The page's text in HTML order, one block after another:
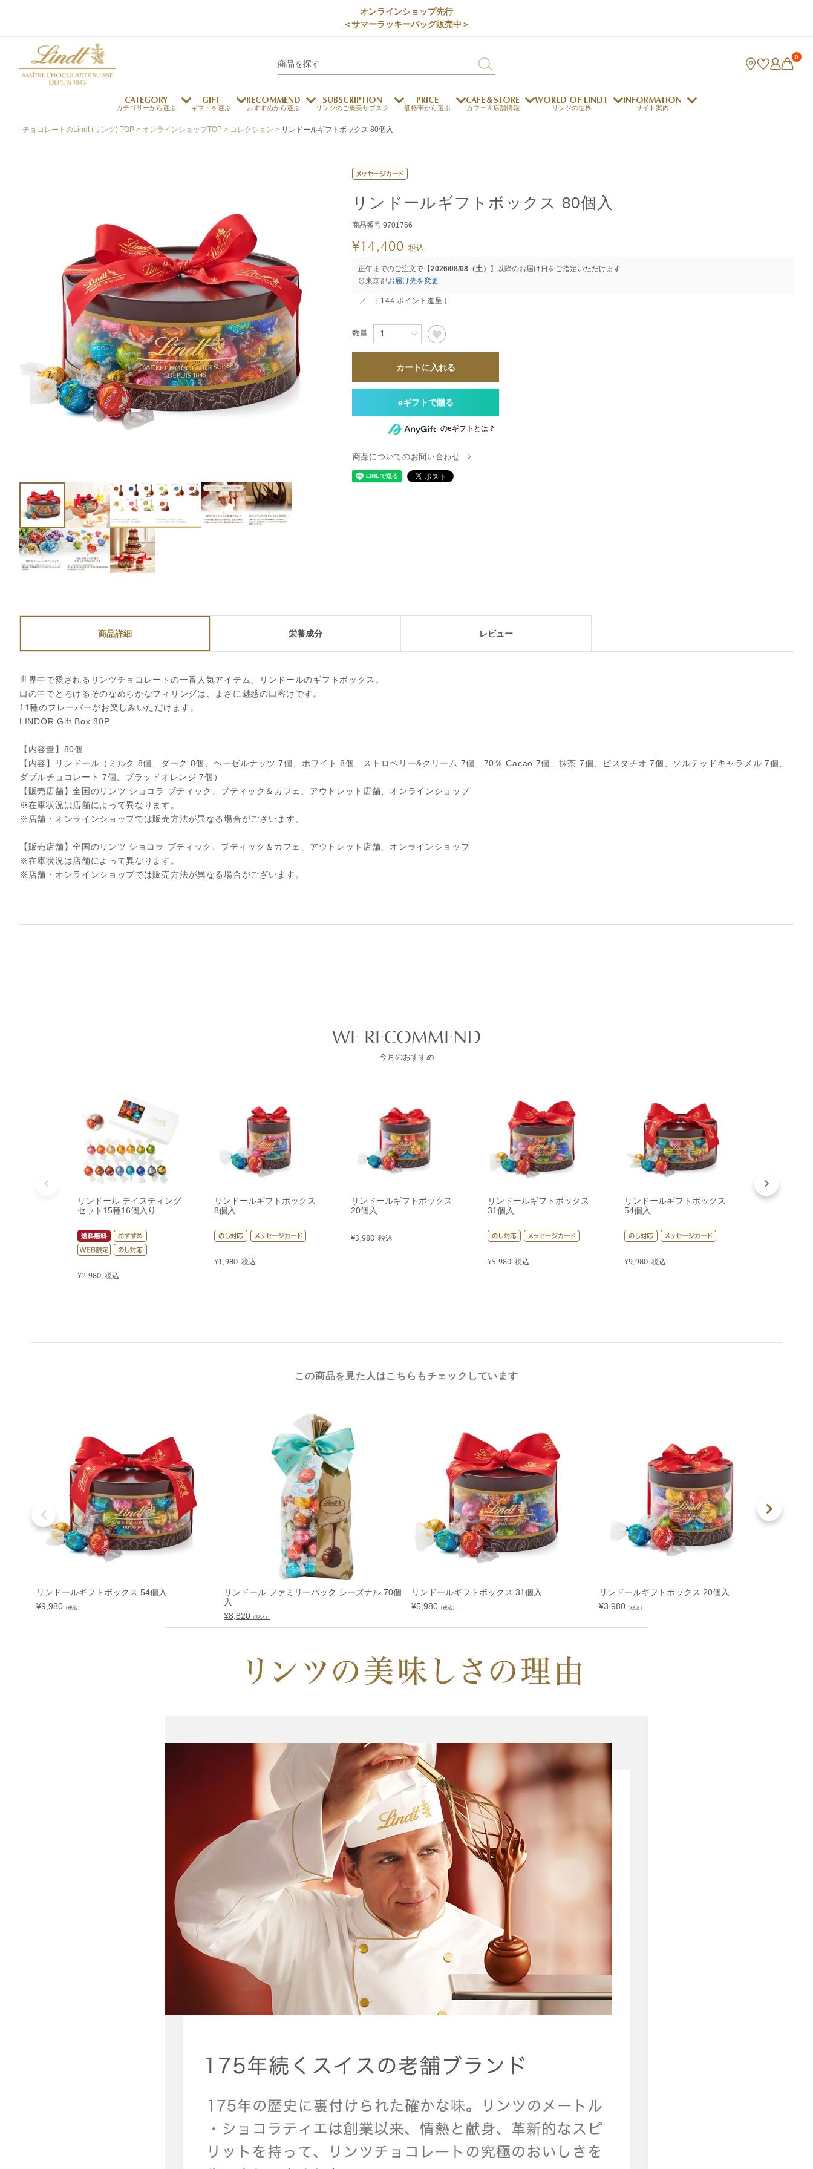
オンラインショップ先行
＜サマーラッキーバッグ販売中＞
0
CATEGORY
カテゴリーから選ぶ
リンドール
フレーバー一覧
リンドール
関連商品一覧
チョコウェイファー
ドバイスタイル
チョコレート
ショコラスイーツ
(焼き菓子)
リンツ・シン 送料無料
すべて
GIFT
ギフトを選ぶ
eギフト のし対応商品
メッセージカード対応
法人ギフト
すべて
RECOMMEND
おすすめから選ぶ
新商品 サマーチョコレート
すべて
SUBSCRIPTION
リンツのご褒美サブスク
リンツのご褒美サブス
ク
PRICE
価格帯から選ぶ
CAFE＆STORE
カフェ＆店舗情報
店舗を探す 店舗からのお知らせ カフェメニュー デジタルギフト
WORLD OF LINDT
リンツの世界
完璧な仕上げ
メートルショコラティエ
チョコレートと紅茶
INFORMATION
サイト案内
チョコレートのLindt (リンツ) TOP オンラインショップTOP コレクション リンドールギフトボックス 80個入
リンドールギフトボックス 80個入
商品番号 9701766
¥14,400 税込
正午までのご注文で【2026/08/08（土）
】以降のお届け日をご指定いただけます
東京都お届け先を変更
[ 144 ポイント進呈 ]
カートに入れる
のeギフトとは？
商品についてのお問い合わせ
商品詳細 栄養成分 レビュー
世界中で愛されるリンツチョコレートの一番人気アイテム、リンドールのギフトボックス。
口の中でとろけるそのなめらかなフィリングは、まさに魅惑の口溶けです。
11種のフレーバーがお楽しみいただけます。
LINDOR Gift Box 80P
【内容量】80個
【内容】リンドール（ミルク 8個、ダーク 8個、ヘーゼルナッツ 7個、ホワイト 8個、ストロベリー&クリーム 7個、70％ Cacao 7個、抹茶 7個、ピスタチオ 7個、ソルテッドキャラメル 7個、
ダブルチョコレート 7個、ブラッドオレンジ 7個）
【販売店舗】全国のリンツ ショコラ ブティック、ブティック＆カフェ、アウトレット店舗、オンラインショップ
※在庫状況は店舗によって異なります。
※店舗・オンラインショップでは販売方法が異なる場合がございます。
【販売店舗】全国のリンツ ショコラ ブティック、ブティック＆カフェ、アウトレット店舗、オンラインショップ
※在庫状況は店舗によって異なります。
※店舗・オンラインショップでは販売方法が異なる場合がございます。
WE RECOMMEND
今月のおすすめ
リンドール テイスティング
セット15種16個入り
¥2,980 税込
リンドールギフトボックス
8個入
¥1,980 税込
リンドールギフトボックス
20個入
¥3,980 税込
リンドールギフトボックス
31個入
¥5,980 税込
リンドールギフトボックス
54個入
¥9,980 税込
リンドール
この商品を見た人はこちらもチェックしています
リンドールギフトボックス 54個入
¥9,980 （税込）
リンドール ファミリーパック シーズナル 70個
入
¥8,820 （税込）
リンドールギフトボックス 31個入
¥5,980 （税込）
リンドールギフトボックス 20個入
¥3,980 （税込）